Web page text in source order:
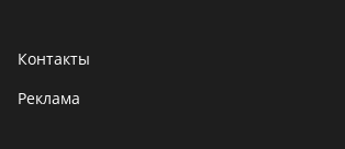
Контакты
Реклама